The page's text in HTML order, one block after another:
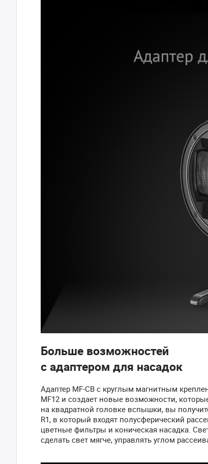
Больше возможностей
с адаптером для насадок
Адаптер MF-CB с круглым магнитным
MF12 и создает новые возможности,
на квадратной головке вспышки, вы
R1, в который входят полусферический
цветные фильтры и коническая насадка.
сделать свет мягче, управлять углом